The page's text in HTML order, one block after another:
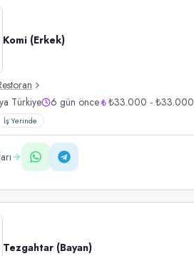
Komi (Erkek)
Türkiye
6 gün önce ₺33.000 - ₺33.000
İş Yerinde
Tezgahtar (Bayan)